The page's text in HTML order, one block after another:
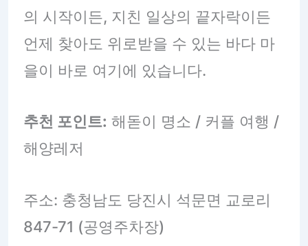
의 시작이든, 지친 일상의 끝자락이든
언제 찾아도 위로받을 수 있는 바다 마
을이 바로 여기에 있습니다.
추천 포인트: 해돋이 명소 / 커플 여행 /
해양레저
주소: 충청남도 당진시 석문면 교로리
847-71 (공영주차장)